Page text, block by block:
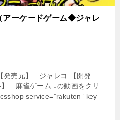
アーケードゲーム◆ジャレ
発売元】 ジャレコ 【開発
麻雀ゲーム ↓の動画をクリ
service=”rakuten” key